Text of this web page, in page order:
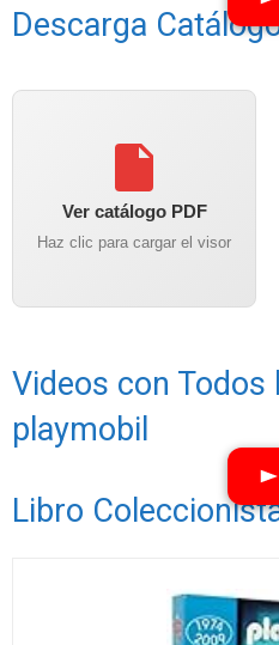
Descarga
Ver catálogo PDF
Haz clic para cargar el visor
Videos con Todos
playmobil
Libro